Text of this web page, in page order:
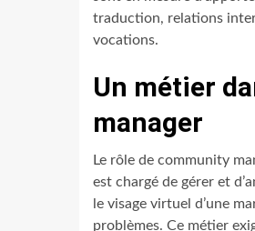
traduction, relations
vocations.
Un métier
manager
Le rôle de community
est chargé de gérer et
le visage virtuel d’une
problèmes. Ce métier